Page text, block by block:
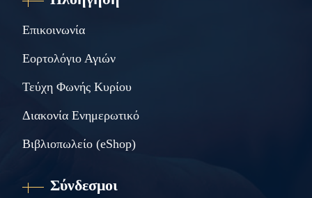
Επικοινωνία
Εορτολόγιο Αγιών
Τεύχη Φωνής Κυρίου
Διακονία Ενημερωτικό
Βιβλιοπωλείο (eShop)
Σύνδεσμοι